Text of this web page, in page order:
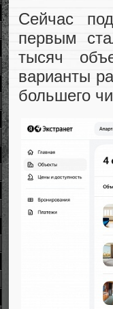
Сейчас
первым
тысяч
варианты
большего